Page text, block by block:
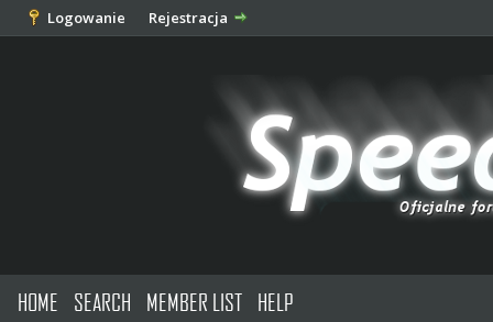
Logowanie Rejestracja
HOME SEARCH MEMBER LIST HELP